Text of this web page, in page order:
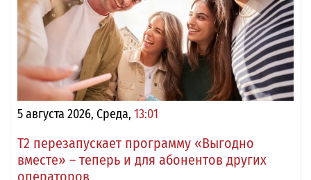
5 августа 2026, Среда, 13:01
Т2 перезапускает программу «Выгодно
вместе» – теперь и для абонентов других
операторов